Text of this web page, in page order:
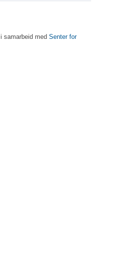
samarbeid med Senter for